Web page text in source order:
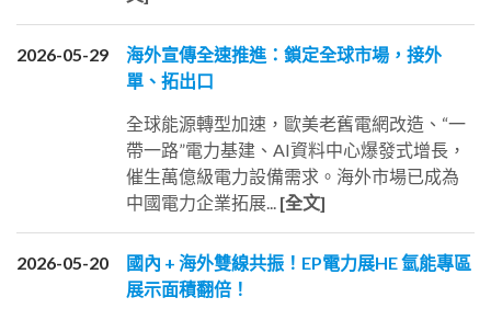
2026-05-29
海外宣傳全速推進：鎖定全球市場，接外
單、拓出口
全球能源轉型加速，歐美老舊電網改造、“一
帶一路”電力基建、AI資料中心爆發式增長，
催生萬億級電力設備需求。海外市場已成為
中國電力企業拓展... [全文]
2026-05-20
國內 + 海外雙線共振！EP電力展HE 氫能專區
展示面積翻倍！